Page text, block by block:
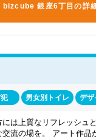
bizcube 銀座6丁目の詳
男女別トイレ デザ
には上質なリフレッシュ
交流の場を。 アート作品